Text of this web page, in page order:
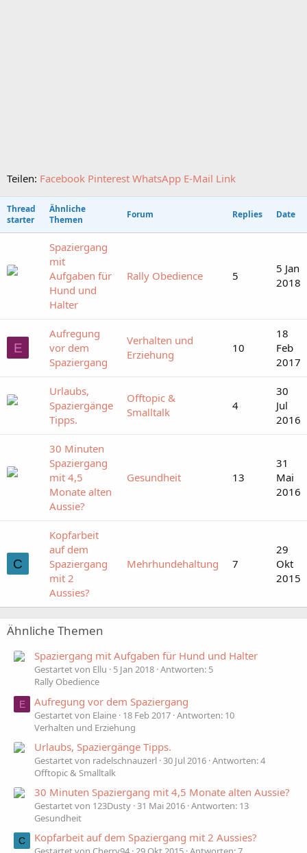
Teilen: Facebook Pinterest WhatsApp E-Mail Link
Thread
starter
Ähnliche
Themen
Forum Replies Date
Spaziergang
mit
Aufgaben für
Hund und
Halter
Rally Obedience 5
5 Jan
2018
E
Aufregung
vor dem
Spaziergang
Verhalten und
Erziehung
10
18
Feb
2017
Urlaubs,
Spaziergänge
Tipps.
Offtopic &
Smalltalk
4
30
Jul
2016
30 Minuten
Spaziergang
mit 4,5
Monate alten
Aussie?
Gesundheit 13
31
Mai
2016
C
Kopfarbeit
auf dem
Spaziergang
mit 2
Aussies?
Mehrhundehaltung 7
29
Okt
2015
Ähnliche Themen
Spaziergang mit Aufgaben für Hund und Halter
Gestartet von Ellu 5 Jan 2018 Antworten: 5
Rally Obedience
E Aufregung vor dem Spaziergang
Gestartet von Elaine 18 Feb 2017 Antworten: 10
Verhalten und Erziehung
Urlaubs, Spaziergänge Tipps.
Gestartet von radelschnauzerl 30 Jul 2016 Antworten: 4
Offtopic & Smalltalk
30 Minuten Spaziergang mit 4,5 Monate alten Aussie?
Gestartet von 123Dusty 31 Mai 2016 Antworten: 13
Gesundheit
C Kopfarbeit auf dem Spaziergang mit 2 Aussies?